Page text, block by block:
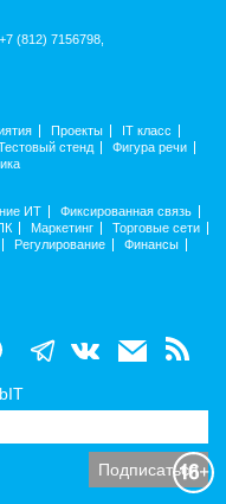
(812) 7156798,
Проекты
IT класс
стенд
Фигура речи
ИТ
Фиксированная связь
Маркетинг
Торговые сети
Регулирование
Финансы